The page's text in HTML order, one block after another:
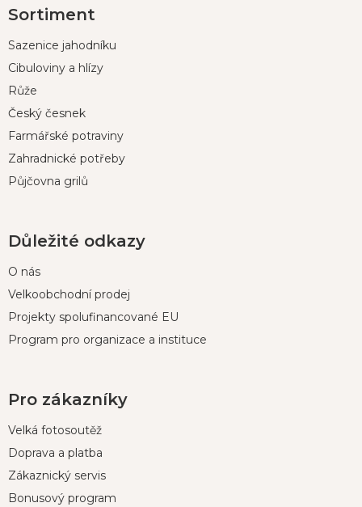
á
a
Sortiment
Sazenice jahodníku
Cibuloviny a hlízy
Růže
Český česnek
Farmářské potraviny
Zahradnické potřeby
Půjčovna grilů
Důležité odkazy
O nás
Velkoobchodní prodej
Projekty spolufinancované EU
Program pro organizace a instituce
Pro zákazníky
Velká fotosoutěž
Doprava a platba
Zákaznický servis
Bonusový program